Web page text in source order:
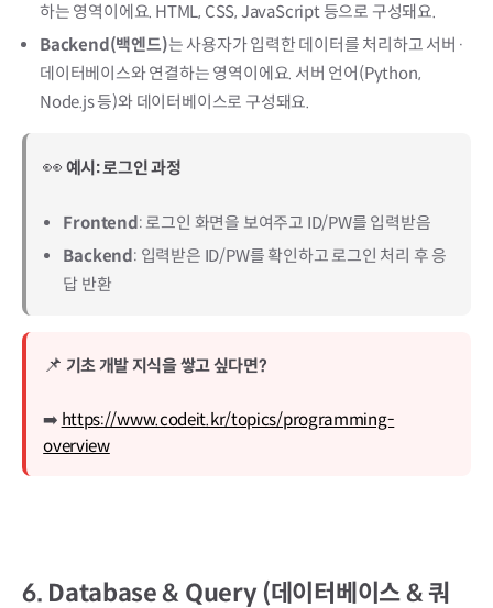
하는 영역이에요. HTML, CSS, JavaScript 등으로 구성돼요.
Backend(백엔드)는 사용자가 입력한 데이터를 처리하고 서버·
데이터베이스와 연결하는 영역이에요. 서버 언어(Python,
Node.js 등)와 데이터베이스로 구성돼요.
👀 예시: 로그인 과정
Frontend: 로그인 화면을 보여주고 ID/PW를 입력받음
Backend: 입력받은 ID/PW를 확인하고 로그인 처리 후 응
답 반환
📌 기초 개발 지식을 쌓고 싶다면?
➡️ https://www.codeit.kr/topics/programming-
overview
6. Database & Query (데이터베이스 & 쿼